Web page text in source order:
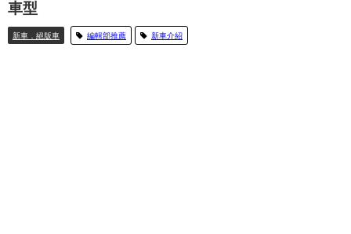
車型
新車．絕版車 編輯部推薦 新車介紹